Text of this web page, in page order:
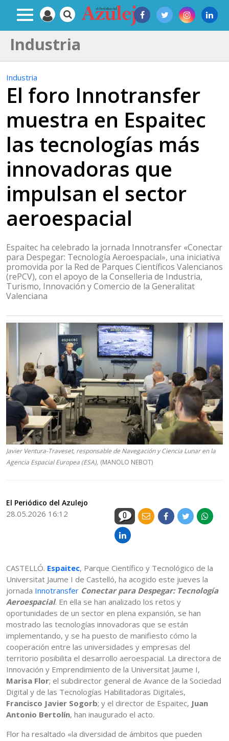
Industria
Industria
El foro Innotransfer
muestra en Espaitec
las tecnologías más
innovadoras que
impulsan el sector
aeroespacial
Espaitec ha celebrado la jornada Innotransfer «Conectar
para Despegar: Tecnología Aeroespacial», una iniciativa
promovida por la Red de Parques Científicos Valencianos
(rePCV), con el apoyo de la Conselleria de Industria,
Turismo, Innovación y Comercio de la Generalitat
Valenciana
Javier Ventura-Traveset, responsable de Navegación y Ciencia Lunar en la
Agencia Espacial Europea (ESA), (MANOLO NEBOT)
El Periódico del Azulejo
28.05.2026 16:12 0
CASTELLÓ. Espaitec, Parque Científico y Tecnológico de la
Universitat Jaume I de Castelló, ha acogido este jueves la
jornada Innotransfer Conectar para Despegar: Tecnología
Aeroespacial. En ella se han analizado los retos y
oportunidades de un sector en plena expansión, se han
mostrado las tecnologías innovadoras que se están
implementando, y se ha puesto de manifiesto cómo la
cooperación entre las universidades y empresas del
territorio posibilita el desarrollo aeroespacial. La directora de
Innovación y Emprendimiento de la Universitat Jaume I,
Marisa Flor; el subdirector general de Avance de la Sociedad
Digital y de las Tecnologías Habilitadoras Digitales,
Francisco Javier Sogorb; y el director de Espaitec, Juan
Antonio Bertolín, han inaugurado el acto.
Flor ha resaltado «la diversidad de ámbitos que pueden